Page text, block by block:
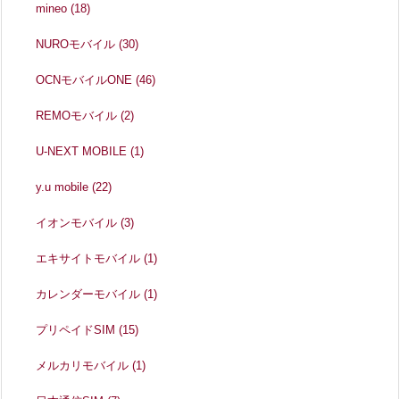
mineo(18)
NUROモバイル(30)
OCNモバイルONE(46)
REMOモバイル(2)
U-NEXT MOBILE(1)
y.u mobile(22)
イオンモバイル(3)
エキサイトモバイル(1)
カレンダーモバイル(1)
プリペイドSIM(15)
メルカリモバイル(1)